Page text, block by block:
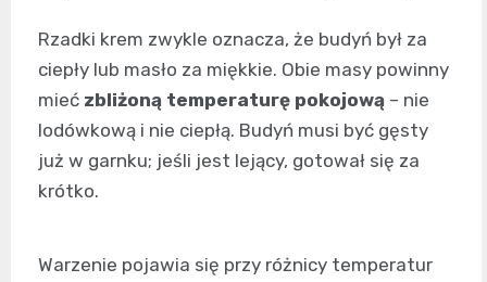
Rzadki krem zwykle oznacza, że budyń był za
ciepły lub masło za miękkie. Obie masy powinny
mieć zbliżoną temperaturę pokojową – nie
lodówkową i nie ciepłą. Budyń musi być gęsty
już w garnku; jeśli jest lejący, gotował się za
krótko.
Warzenie pojawia się przy różnicy temperatur